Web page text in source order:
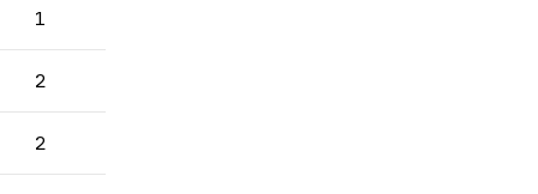
1
2
2